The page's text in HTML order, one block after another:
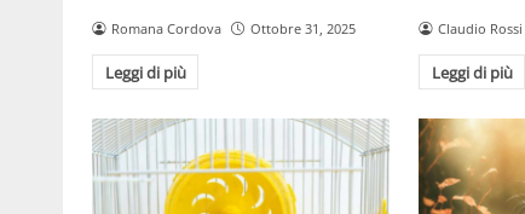
Romana Cordova Ottobre 31, 2025
Leggi di più
Claudio Rossi
Leggi di più